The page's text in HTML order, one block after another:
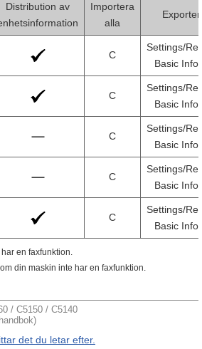
Distribution av
Importera
alla
C
Settings/
Basic
C
Settings/
Basic
C
Settings/
Basic
C
Settings/
Basic
C
Settings/
Basic
en faxfunktion.
din maskin inte har en faxfunktion.
/ C5150 / C5140
det du letar efter.